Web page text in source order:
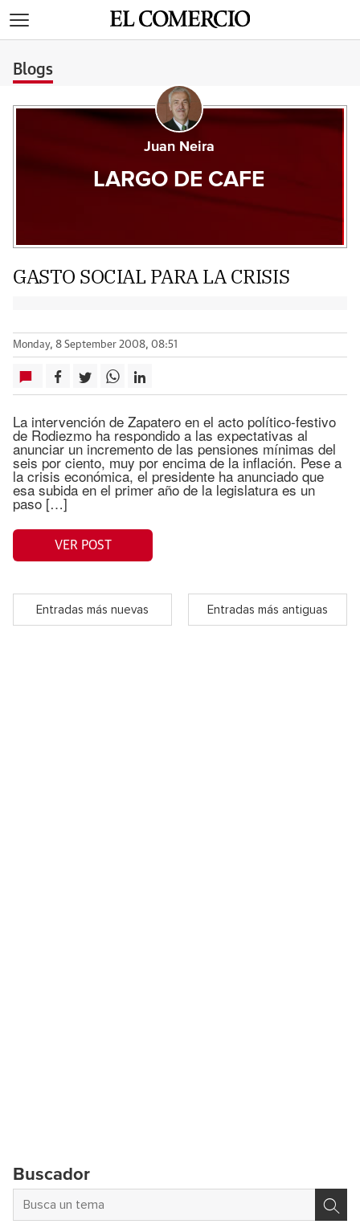
Blogs
Juan Neira
LARGO DE CAFE
GASTO SOCIAL PARA LA CRISIS
Monday, 8 September 2008, 08:51
La intervención de Zapatero en el acto político-festivo
de Rodiezmo ha respondido a las expectativas al
anunciar un incremento de las pensiones mínimas del
seis por ciento, muy por encima de la inflación. Pese a
la crisis económica, el presidente ha anunciado que
esa subida en el primer año de la legislatura es un
paso […]
VER POST
Entradas más nuevas Entradas más antiguas
Buscador